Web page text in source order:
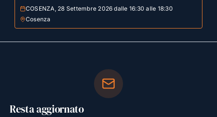
COSENZA, 28 Settembre 2026 dalle 16:30 alle 18:30
Cosenza
Resta aggiornato